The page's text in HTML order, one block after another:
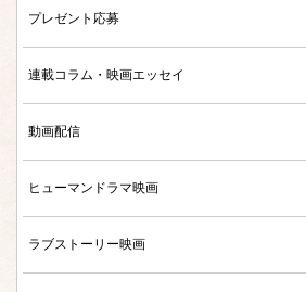
プレゼント応募
連載コラム・映画エッセイ
動画配信
ヒューマンドラマ映画
ラブストーリー映画